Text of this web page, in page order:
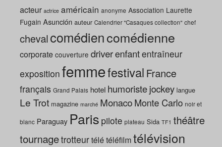
acteur actrice américain anonyme Association Laurette
Fugain Asunción auteur Calendrier "Casaques collection" chef
chevalcomédiencomédienne
corporate couverture driverenfantentraîneur
exposition femmefestival France
français Grand Palais hotel humoristejockey langue
Le Trot magazine marché MonacoMonte Carlo noir et
blanc Paraguay Paris pilote plateau Sida TF1 théâtre
tournagetrotteurtélétéléfilmtélévision